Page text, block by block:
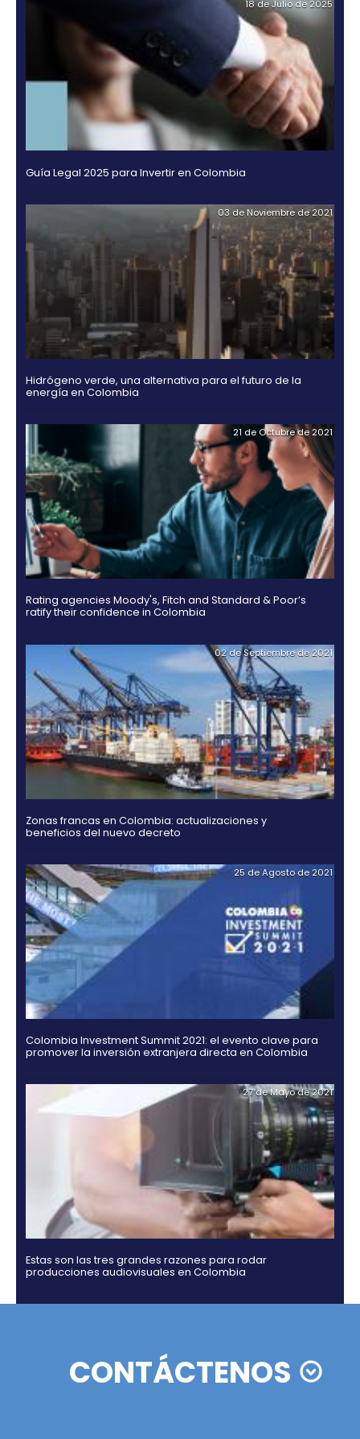
En esta versión de los FDI Awards el primer lugar
de inversión fue para la ciudad de Birmingham, en
Unido; y el tercero, para República Checa, que
Colombia fueron galardonados durante el World
Foreign Direct Investment en Shanghái (China).
Los jurados que seleccionaron a los ganadores
Andreas Dressler, director de Terrain Global; Jason
president de Hickey & Associates; Yin Hong,
de Jones Lang LaSalle; Roel Spee, líder global de
de plantas internacionales de IBM; Shirar
de The PONT Group’s; Robert Pittman, director de
Economics y David East, director de fDi Intelligence.
OTROS DOCUMENTOS
Guía Legal 2025 para Invertir en Colombia
Hidrógeno verde, una alternativa para el futuro
energía en Colombia
21 de
Rating agencies Moody's, Fitch and Standard &
ratify their confidence in Colombia
02 de
Zonas francas en Colombia: actualizaciones y